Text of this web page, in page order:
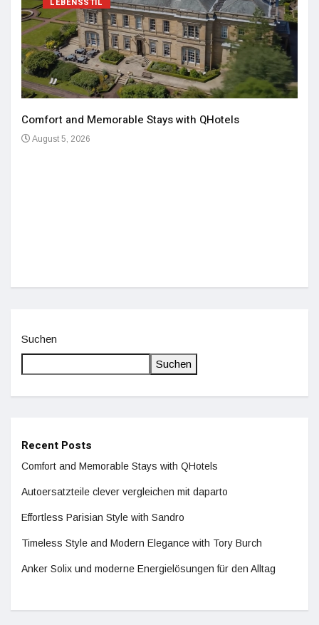
LEBENSSTIL
Comfort and Memorable Stays with QHotels
August 5, 2026
Suchen
Suchen
Recent Posts
Comfort and Memorable Stays with QHotels
Autoersatzteile clever vergleichen mit daparto
Effortless Parisian Style with Sandro
Timeless Style and Modern Elegance with Tory Burch
Anker Solix und moderne Energielösungen für den Alltag